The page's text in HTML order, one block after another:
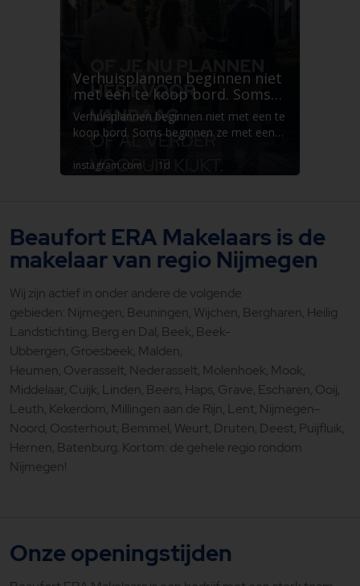
Beaufort ERA Makelaars is de
makelaar van regio Nijmegen
Wij zijn actief in onder andere de volgende
gebieden: Nijmegen, Beuningen, Wijchen, Bergharen, Heilig
Landstichting, Berg en Dal, Beek, Beek-
Ubbergen, Groesbeek, Malden,
Heumen, Overasselt, Nederasselt, Molenhoek, Mook,
Middelaar, Cuijk, Linden, Beers, Haps, Grave, Escharen, Ooij,
Leuth, Kekerdom, Millingen aan de Rijn, Lent, Nijmegen-
Noord, Oosterhout, Bemmel, Weurt, Druten, Deest, Puijfluik,
Hernen, Batenburg. Kortom: de gehele regio rondom
Nijmegen!
Onze openingstijden